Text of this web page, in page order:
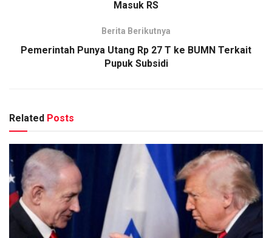
Masuk RS
Berita Berikutnya
Pemerintah Punya Utang Rp 27 T ke BUMN Terkait
Pupuk Subsidi
Related Posts